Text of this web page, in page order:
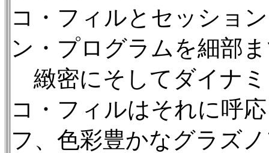
コ・フィルとセッショ
ン・プログラムを細部
緻密にそしてダイナ
コ・フィルはそれに呼
フ、色彩豊かなグラズ